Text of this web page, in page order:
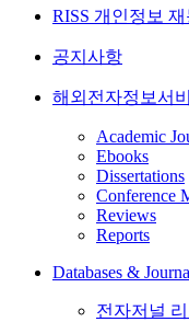
RISS 개인정보 재
공지사항
해외전자정보서
Academic
Ebooks
Dissertations
Conference
Reviews
Reports
Databases &
전자저널